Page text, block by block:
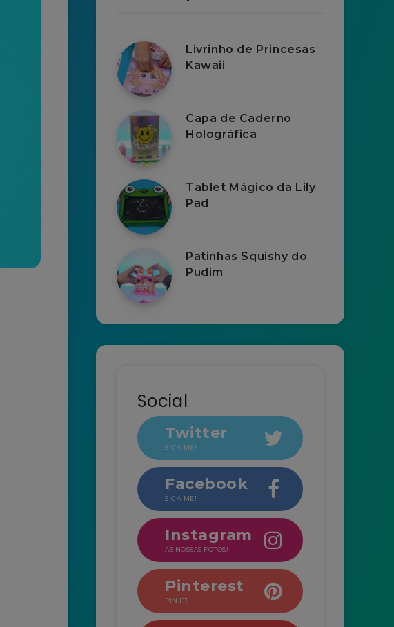
Livrinho de Princesas
Kawaii
Capa de Caderno
Holográfica
Tablet Mágico da Lily
Pad
Patinhas Squishy do
Pudim
Social
Twitter
SIGA-ME!
Facebook
SIGA-ME!
Instagram
AS NOSSAS FOTOS!
Pinterest
PIN IT!